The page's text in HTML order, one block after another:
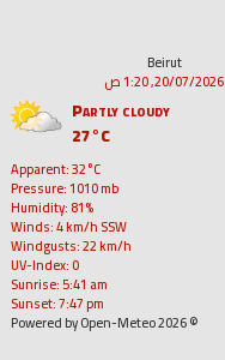
Beirut
20/07/2026, 1:20 ص
Partly cloudy
27°C
Apparent: 32°C
Pressure: 1010 mb
Humidity: 81%
Winds: 4 km/h SSW
Windgusts: 22 km/h
UV-Index: 0
Sunrise: 5:41 am
Sunset: 7:47 pm
© 2026 Powered by Open-Meteo